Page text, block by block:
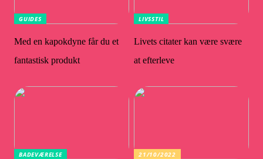
GUIDES
Med en kapokdyne får du et
fantastisk produkt
LIVSSTIL
Livets citater kan være svære
at efterleve
BADEVÆRELSE 21/10/2022